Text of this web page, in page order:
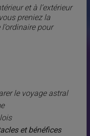
et à l’extérieur
preniez la
pour
le voyage astral
et bénéfices